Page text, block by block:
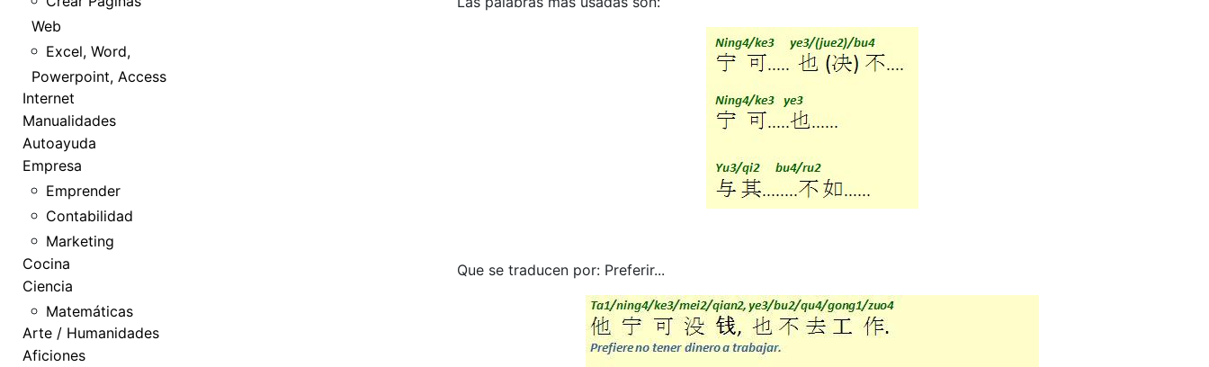
Web
Excel, Word,
Powerpoint, Access
Internet
Manualidades
Autoayuda
Empresa
Emprender
Contabilidad
Marketing
Cocina
Ciencia
Matemáticas
Arte / Humanidades
Aficiones
Que se traducen por: Preferir...